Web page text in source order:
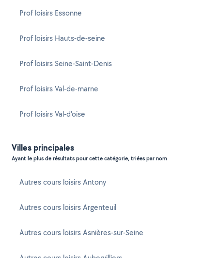
Prof loisirs Essonne
Prof loisirs Hauts-de-seine
Prof loisirs Seine-Saint-Denis
Prof loisirs Val-de-marne
Prof loisirs Val-d'oise
Villes principales
Ayant le plus de résultats pour cette catégorie, triées par nom
Autres cours loisirs Antony
Autres cours loisirs Argenteuil
Autres cours loisirs Asnières-sur-Seine